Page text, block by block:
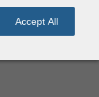
Accept All